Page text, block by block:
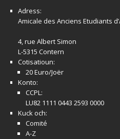
Adress:
Amicale des Anciens Etudiants
4, rue Albert Simon
L-5315 Contern
Cotisatioun:
20 Euro/Joër
Konto:
CCPL:
LU82 1111 0443 2593 0000
Kuck och:
Comité
A-Z